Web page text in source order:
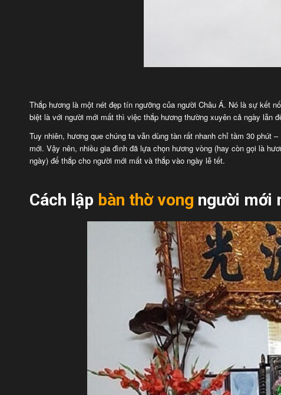
Thắp hương là một nét đẹp tín ngưỡng của người Châu Á. Nó là sự kết
biệt là với người mới mất thì việc thắp hương thường xuyên cả ngày lẫn
Tuy nhiên, hương que chúng ta vẫn dùng tàn rất nhanh chỉ tầm 30 phút
mới. Vậy nên, nhiều gia đình đã lựa chọn hương vòng (hay còn gọi là
ngày) để thắp cho người mới mất và thắp vào ngày lễ tết.
Cách lập bàn thờ vong người mới